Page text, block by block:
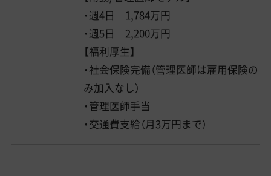
・週4日 1,784万円
・週5日 2,200万円
【福利厚生】
・社会保険完備（管理医師は雇用保険の
み加入なし）
・管理医師手当
・交通費支給（月3万円まで）